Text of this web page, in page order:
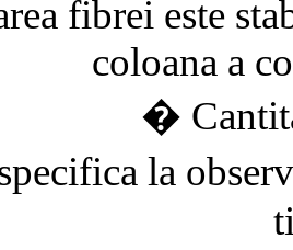
fibrei este
coloana a
�
la